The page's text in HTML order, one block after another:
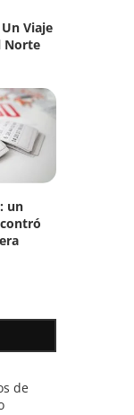
Viaje
Norte
un
de